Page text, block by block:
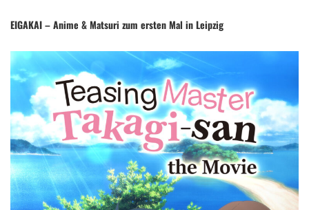
EIGAKAI – Anime & Matsuri zum ersten Mal in Leipzig